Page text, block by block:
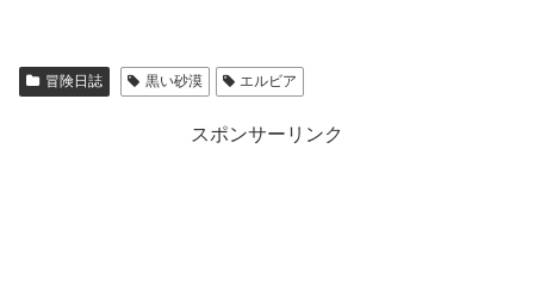
冒険日誌 黒い砂漠 エルビア
スポンサーリンク